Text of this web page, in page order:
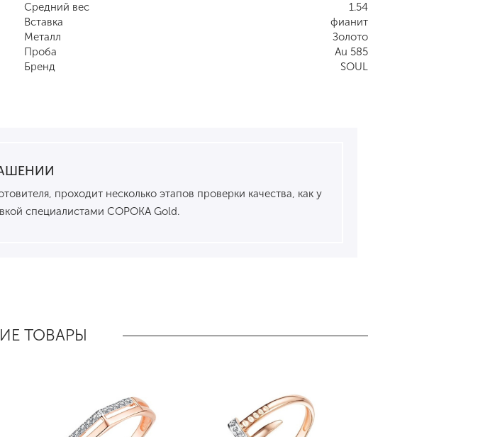
Средний вес
1.54
Вставка
фианит
Металл
Золото
Проба
Au 585
Бренд
SOUL
проходит несколько этапов проверки качества, как у
специалистами СОРОКА Gold.
ТОВАРЫ